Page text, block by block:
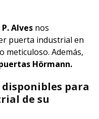
Alves nos
puerta industrial en
meticuloso. Además,
Hörmann.
para
de su